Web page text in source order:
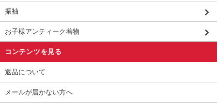
振袖
お子様アンティーク着物
コンテンツを見る
返品について
メールが届かない方へ